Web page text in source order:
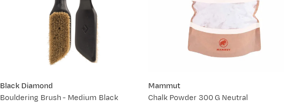
Black Diamond
Bouldering Brush - Medium Black
Mammut
Chalk Powder 300 G Neutral